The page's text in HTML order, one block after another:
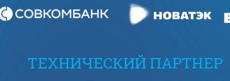
ТЕХНИЧЕСКИЙ ПАРТНЕР